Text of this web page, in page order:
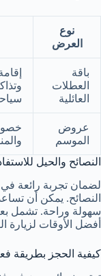
نوع
العرض
باقة
العطلات
العائلية
عروض
الموسم
النصائح والحيل
لضمان تجربة رائعة
النصائح. يمكن أن
سهولة وراحة. تشمل
أفضل الأوقات لزيارة
كيفية الحجز بطريقة